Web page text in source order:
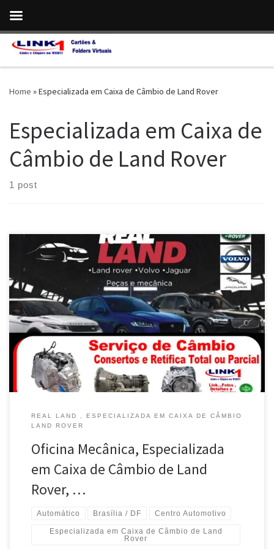
Skip to content
Home »Especializada em Caixa de Câmbio de Land Rover
Especializada em Caixa de
Câmbio de Land Rover
1 post
Real Land , Especializada em Conserto da Parte Elétrica para
Land Rover em Brasília / DF Mecânica Especializada em Conserto
da Parte Elétrica para Range Rover em Brasília / DF Especializada
em Conserto da Parte Elétrica para Land Rover Discovery em
Brasília / DF Especializada em Conserto da Parte Elétrica para
Jaguar e […]
REAL LAND , ESPECIALIZADA EM CAIXA DE CÂMBIO
LAND ROVER
Oficina Mecânica, Especializada
em Caixa de Câmbio de Land
Rover, …
Automático Brasília / DF Centro Automotivo
Especializada em Caixa de Câmbio de Land
Rover